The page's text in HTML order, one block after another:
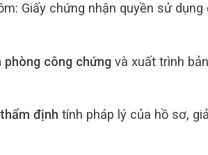
Giấy chứng nhận quyền sử
phòng công chứngvà xuất trình
định tính pháp lý của hồ sơ,